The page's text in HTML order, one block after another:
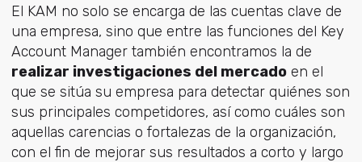
El KAM no solo se encarga de las cuentas clave de
una empresa, sino que entre las funciones del Key
Account Manager también encontramos la de
realizar investigaciones del mercadoen el
que se sitúa su empresa para detectar quiénes son
sus principales competidores, así como cuáles son
aquellas carencias o fortalezas de la organización,
con el fin de mejorar sus resultados a corto y largo